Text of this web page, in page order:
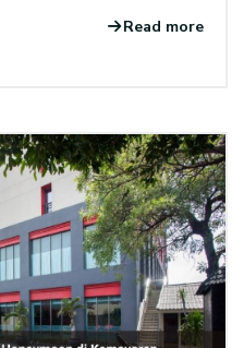
Read more